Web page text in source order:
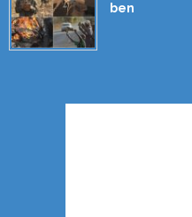
ben